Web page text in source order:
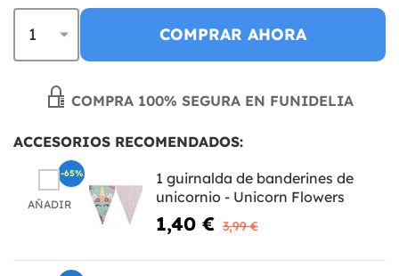
COMPRAR AHORA
COMPRA 100% SEGURA EN FUNIDELIA
ACCESORIOS RECOMENDADOS:
AÑADIR
1 guirnalda de banderines de
unicornio - Unicorn Flowers
1,40 € 3,99 €
-65%